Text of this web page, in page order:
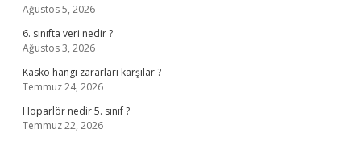
Ağustos 5, 2026
6. sınıfta veri nedir ?
Ağustos 3, 2026
Kasko hangi zararları karşılar ?
Temmuz 24, 2026
Hoparlör nedir 5. sınıf ?
Temmuz 22, 2026